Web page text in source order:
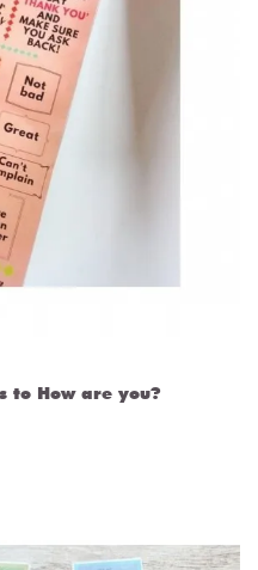
to How are you?